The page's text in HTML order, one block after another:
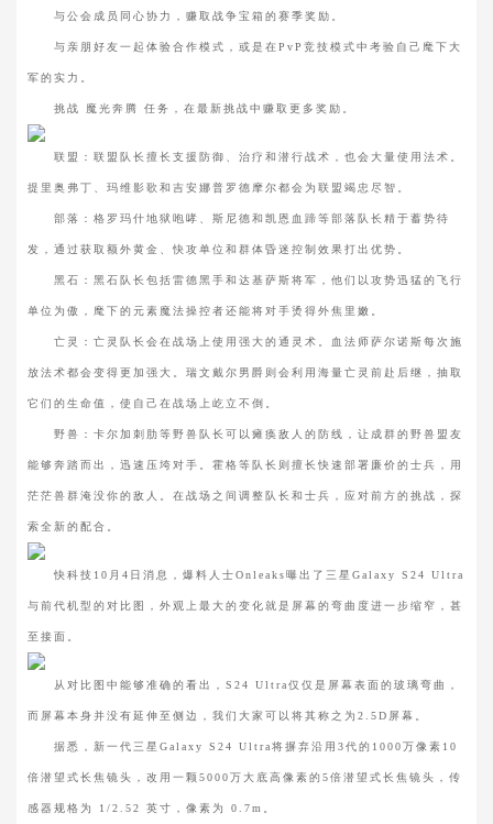
与公会成员同心协力，赚取战争宝箱的赛季奖励。
与亲朋好友一起体验合作模式，或是在PvP竞技模式中考验自己麾下大
军的实力。
挑战 魔光奔腾 任务，在最新挑战中赚取更多奖励。
联盟：联盟队长擅长支援防御、治疗和潜行战术，也会大量使用法术。
提里奥弗丁、玛维影歌和吉安娜普罗德摩尔都会为联盟竭忠尽智。
部落：格罗玛什地狱咆哮、斯尼德和凯恩血蹄等部落队长精于蓄势待
发，通过获取额外黄金、快攻单位和群体昏迷控制效果打出优势。
黑石：黑石队长包括雷德黑手和达基萨斯将军，他们以攻势迅猛的飞行
单位为傲，麾下的元素魔法操控者还能将对手烫得外焦里嫩。
亡灵：亡灵队长会在战场上使用强大的通灵术。血法师萨尔诺斯每次施
放法术都会变得更加强大。瑞文戴尔男爵则会利用海量亡灵前赴后继，抽取
它们的生命值，使自己在战场上屹立不倒。
野兽：卡尔加刺肋等野兽队长可以瘫痪敌人的防线，让成群的野兽盟友
能够奔踏而出，迅速压垮对手。霍格等队长则擅长快速部署廉价的士兵，用
茫茫兽群淹没你的敌人。在战场之间调整队长和士兵，应对前方的挑战，探
索全新的配合。
快科技10月4日消息，爆料人士Onleaks曝出了三星Galaxy S24 Ultra
与前代机型的对比图，外观上最大的变化就是屏幕的弯曲度进一步缩窄，甚
至接面。
从对比图中能够准确的看出，S24 Ultra仅仅是屏幕表面的玻璃弯曲，
而屏幕本身并没有延伸至侧边，我们大家可以将其称之为2.5D屏幕。
据悉，新一代三星Galaxy S24 Ultra将摒弃沿用3代的1000万像素10
倍潜望式长焦镜头，改用一颗5000万大底高像素的5倍潜望式长焦镜头，传
感器规格为 1/2.52 英寸，像素为 0.7m。